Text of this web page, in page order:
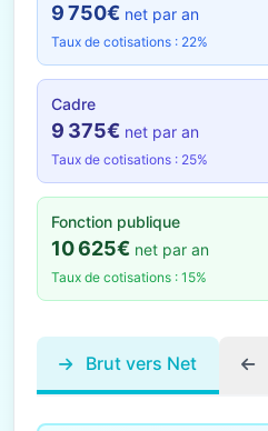
9 750€ net par an
Taux de cotisations : 22%
Cadre
9 375€ net par an
Taux de cotisations : 25%
Fonction publique
10 625€ net par an
Taux de cotisations : 15%
Brut vers Net